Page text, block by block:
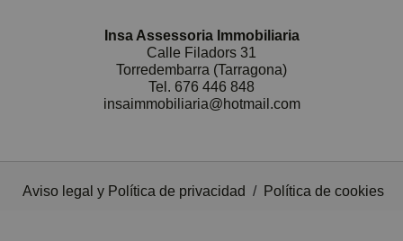
Insa Assessoria Immobiliaria
Calle Filadors 31
Torredembarra (Tarragona)
Tel. 676 446 848
insaimmobiliaria@hotmail.com
Aviso legal y Política de privacidad / Política de cookies